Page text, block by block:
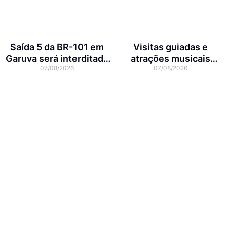
Saída 5 da BR-101 em
Garuva será interditada
por até 90 dias para obras
07/08/2026
Visitas guiadas e
atrações musicais
movimentam a agenda
07/08/2026